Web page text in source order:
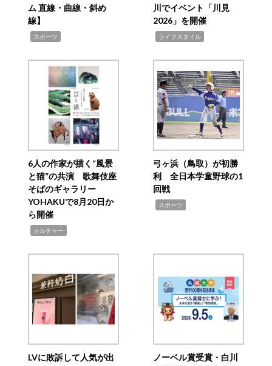
ム 直線・曲線・斜め
線】
スポーツ
川でイベント「川見
2026」を開催
ライフスタイル
6人の作家が描く“風景
と猫”の共演 歌舞伎座
そばのギャラリー
YOHAKUで8月20日か
ら開催
カルチャー
弓ヶ浜（鳥取）が初勝
利 全日本学童野球の1
回戦
スポーツ
LVに敗訴して人気が出
ノーベル賞受賞・白川